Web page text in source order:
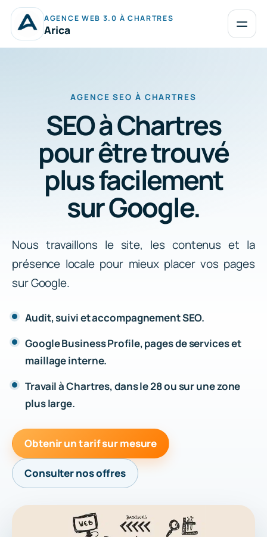
Aller
contenu
AGENCE WEB 3.0 À CHARTRES
Arica
Ouvrir
AGENCE SEO À CHARTRES
SEO à Chartres
pour être trouvé
plus facilement
sur Google.
Nous travaillons le site, les contenus et la
présence locale pour mieux placer vos pages
sur Google.
Audit, suivi et accompagnement SEO.
Google Business Profile, pages de services et
maillage interne.
Travail à Chartres, dans le 28 ou sur une zone
plus large.
Obtenir un tarif sur mesure
Consulter nos offres